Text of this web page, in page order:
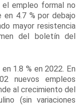
el empleo formal no
en 4.7 % por debajo
mayor resistencia
del boletín del
1.8 % en 2022. En
nuevos empleos
al crecimiento del
(sin variaciones